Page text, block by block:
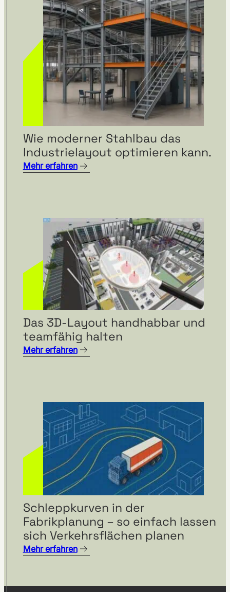
Wie moderner Stahlbau das
Industrielayout optimieren kann.
Mehr erfahren
Das 3D-Layout handhabbar und
teamfähig halten
Mehr erfahren
Schleppkurven in der
Fabrikplanung – so einfach lassen
sich Verkehrsflächen planen
Mehr erfahren